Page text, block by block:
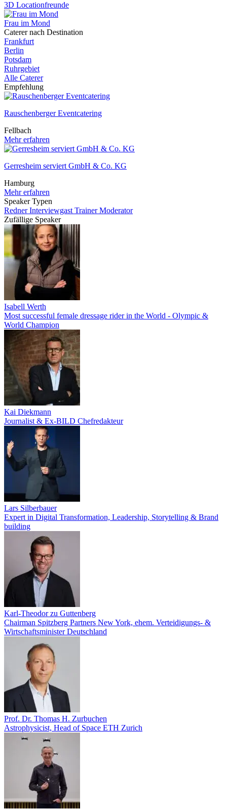
3D Locationfreunde
Frau im Mond
Caterer nach Destination
Frankfurt
Berlin
Potsdam
Ruhrgebiet
Alle Caterer
Empfehlung
Rauschenberger Eventcatering
Fellbach
Mehr erfahren
Gerresheim serviert GmbH & Co. KG
Hamburg
Mehr erfahren
Speaker Typen
RednerInterviewgast TrainerModerator
Zufällige Speaker
Isabell Werth
Most successful female dressage rider in the World - Olympic &
World Champion
Kai Diekmann
Journalist & Ex-BILD Chefredakteur
Lars Silberbauer
Expert in Digital Transformation, Leadership, Storytelling & Brand
building
Karl-Theodor zu Guttenberg
Chairman Spitzberg Partners New York, ehem. Verteidigungs- &
Wirtschaftsminister Deutschland
Prof. Dr. Thomas H. Zurbuchen
Astrophysicist, Head of Space ETH Zurich